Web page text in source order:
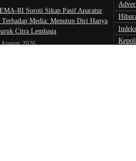
RI Soroti Sikap Pasif Aparatur
Terhadap Media: Menutup Diri Hanya
Citra Lembaga
2026